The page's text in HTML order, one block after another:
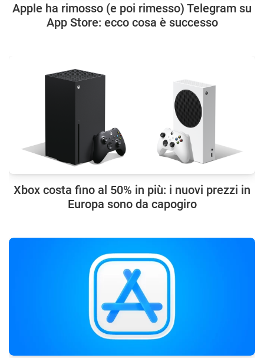
Apple ha rimosso (e poi rimesso) Telegram su
App Store: ecco cosa è successo
Xbox costa fino al 50% in più: i nuovi prezzi in
Europa sono da capogiro